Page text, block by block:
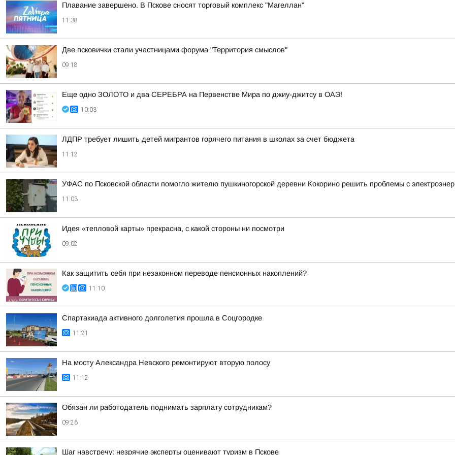
Плавание завершено. В Пскове сносят торговый комплекс "Магеллан"
11:38
Две псковички стали участницами форума "Территория смыслов"
09:18
Еще одно ЗОЛОТО и два СЕРЕБРА на Первенстве Мира по джиу-джитсу в ОАЭ!
10:03
ЛДПР требует лишить детей мигрантов горячего питания в школах за счет бюджета
11:12
УФАС по Псковской области помогло жителю пушкиногорской деревни Кокорино решить проблемы с
11:03
Идея «тепловой карты» прекрасна, с какой стороны ни посмотри
09:02
Как защитить себя при незаконном переводе пенсионных накоплений?
11:10
Спартакиада активного долголетия прошла в Соцгородке
11:21
На мосту Александра Невского ремонтируют вторую полосу
11:12
Обязан ли работодатель поднимать зарплату сотрудникам?
09:26
Шаг навстречу: незрячие эксперты оценивают туризм в Пскове